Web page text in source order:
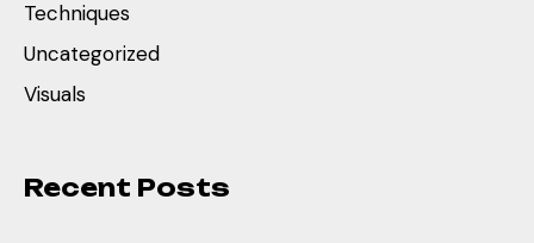
Techniques
Uncategorized
Visuals
Recent Posts